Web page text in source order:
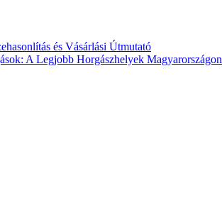
és Vásárlási Útmutató
A Legjobb Horgászhelyek Magyarországon